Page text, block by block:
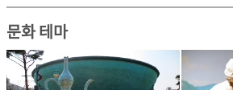
문화 테마